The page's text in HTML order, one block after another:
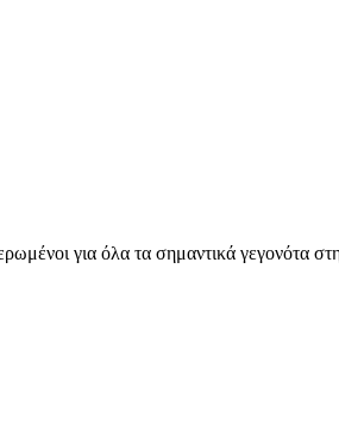
για όλα τα σημαντικά γεγονότα